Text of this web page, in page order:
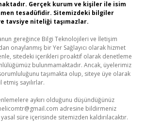
Gerçek kurum ve kişiler ile isim
tesadüfidir. Sitemizdeki bilgiler
tavsiye niteliği taşımazlar.
gereğince Bilgi Teknolojileri ve İletişim
onaylanmış bir Yer Sağlayıcı olarak hizmet
sitedeki içerikleri proaktif olarak denetleme
bulunmamaktadır. Ancak, üyelerimiz
taşımakta olup, siteye üye olarak
sayılırlar.
aykırı olduğunu düşündüğünüz
adresine bildirmeniz
süre içerisinde sitemizden kaldırılacaktır.